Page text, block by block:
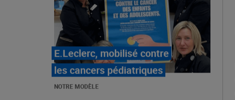
LE MOUVEMENT
E.LECLERC ET SES
COMBATS
NOTRE MODÈLE